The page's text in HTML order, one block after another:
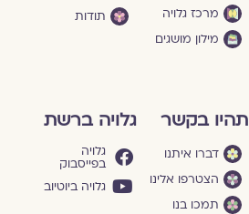
מרכז גלויה
מילון מושגים
תודות
תהיו בקשר
דברו איתנו
הצטרפו אלינו
תמכו בנו
גלויה ברשת
גלויה
בפייסבוק
גלויה ביוטיוב